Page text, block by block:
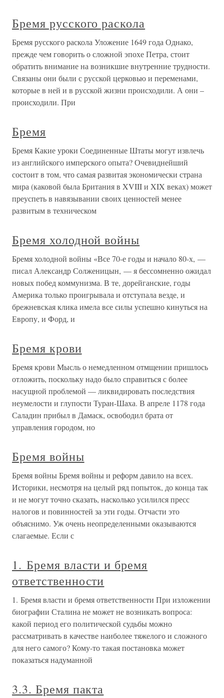
Бремя русского раскола
Бремя русского раскола Уложение 1649 года Однако,
прежде чем говорить о сложной эпохе Петра, стоит
обратить внимание на возникшие внутренние трудности.
Связаны они были с русской церковью и переменами,
которые в ней и в русской жизни происходили. А они –
происходили. При
Бремя
Бремя Какие уроки Соединенные Штаты могут извлечь
из английского имперского опыта? Очевиднейший
состоит в том, что самая развитая экономически страна
мира (каковой была Британия в XVIII и XIX веках) может
преуспеть в навязывании своих ценностей менее
развитым в техническом
Бремя холодной войны
Бремя холодной войны «Все 70-е годы и начало 80-х, —
писал Александр Солженицын, — я бессомненно ожидал
новых побед коммунизма. В те, дорейганские, годы
Америка только проигрывала и отступала везде, и
брежневская клика имела все силы успешно кинуться на
Европу, и Форд, и
Бремя крови
Бремя крови Мысль о немедленном отмщении пришлось
отложить, поскольку надо было справиться с более
насущной проблемой — ликвидировать последствия
неумелости и глупости Туран-Шаха. В апреле 1178 года
Саладин прибыл в Дамаск, освободил брата от
управления городом, но
Бремя войны
Бремя войны Бремя войны и реформ давило на всех.
Историки, несмотря на целый ряд попыток, до конца так
и не могут точно сказать, насколько усилился пресс
налогов и повинностей за эти годы. Отчасти это
объяснимо. Уж очень неопределенными оказываются
слагаемые. Если с
1. Бремя власти и бремя
ответственности
1. Бремя власти и бремя ответственности При изложении
биографии Сталина не может не возникать вопроса:
какой период его политической судьбы можно
рассматривать в качестве наиболее тяжелого и сложного
для него самого? Кому-то такая постановка может
показаться надуманной
3.3. Бремя пакта